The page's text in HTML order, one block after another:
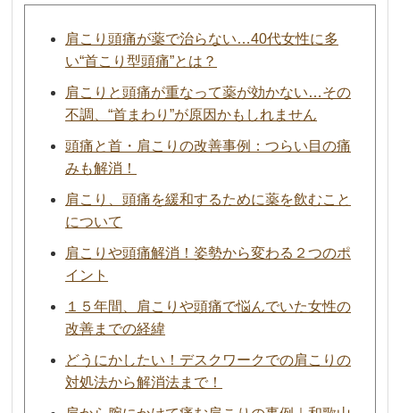
肩こり頭痛が薬で治らない…40代女性に多
い“首こり型頭痛”とは？
肩こりと頭痛が重なって薬が効かない…その
不調、“首まわり”が原因かもしれません
頭痛と首・肩こりの改善事例：つらい目の痛
みも解消！
肩こり、頭痛を緩和するために薬を飲むこと
について
肩こりや頭痛解消！姿勢から変わる２つのポ
イント
１５年間、肩こりや頭痛で悩んでいた女性の
改善までの経緯
どうにかしたい！デスクワークでの肩こりの
対処法から解消法まで！